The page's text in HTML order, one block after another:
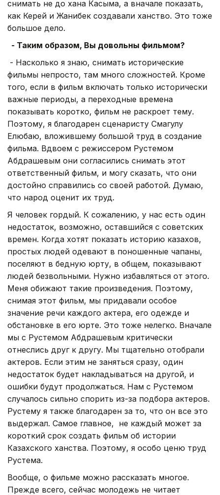
снимать не до хана Касыма, а вначале показать,
как Керей и Жанибек создавали ханство. Это тоже
большое дело.
- Таким образом, Вы довольны фильмом?
- Насколько я знаю, снимать исторические
фильмы непросто, там много сложностей. Кроме
того, если в фильм включать только исторически
важные периоды, а переходные времена
показывать коротко, фильм не раскроет тему.
Поэтому, я благодарен сценаристу Смагулу
Елюбаю, вложившему большой труд в создание
фильма. Вдвоем с режиссером Рустемом
Абдрашевым они согласились снимать этот
ответственный фильм, и могу сказать, что они
достойно справились со своей работой. Думаю,
что народ оценит их труд.
Я человек гордый. К сожалению, у нас есть один
недостаток, возможно, оставшийся с советских
времен. Когда хотят показать историю казахов,
простых людей одевают в поношенные чапаны,
поселяют в бедную юрту, в общем, показывают
людей безвольными. Нужно избавляться от этого.
Меня обижают такие произведения. Поэтому,
снимая этот фильм, мы придавали особое
значение речи каждого актера, его одежде и
обстановке в его юрте. Это тоже нелегко. Вначале
мы с Рустемом Абдрашевым критически
отнеслись друг к другу. Мы тщательно отобрали
актеров. Если этим не заняться сразу, один
недостаток будет накладываться на другой, и
ошибки будут продолжаться. Нам с Рустемом
случалось сильно спорить из-за подбора актеров.
Рустему я также благодарен за то, что он все это
выдержал. Самое главное, не каждый может за
короткий срок создать фильм об истории
Казахского ханства. Поэтому, я особо ценю труд
Рустема.
Вообще, о фильме можно рассказать многое.
Прежде всего, сейчас молодежь не читает